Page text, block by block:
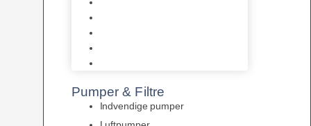
Pumper & Filtre
Indvendige pumper